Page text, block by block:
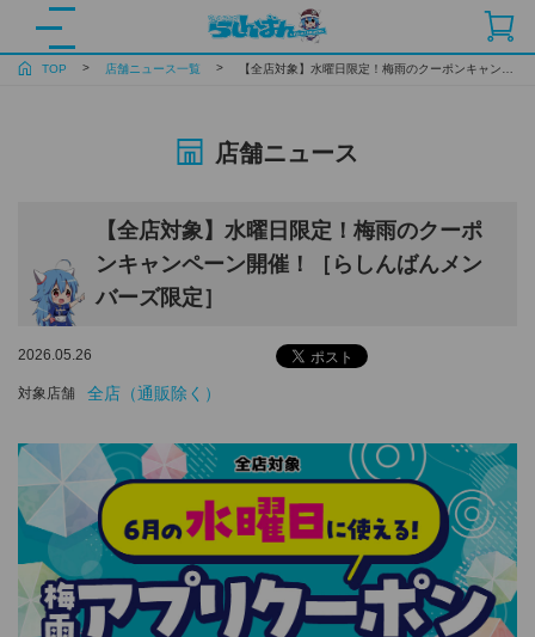
TOP 店舗ニュース一覧 【全店対象】水曜日限定！梅雨のクーポンキャンペーン開催！［らしんばんメンバーズ限定］
店舗ニュース
【全店対象】水曜日限定！梅雨のクーポ
ンキャンペーン開催！［らしんばんメン
バーズ限定］
2026.05.26
対象店舗 全店（通販除く）